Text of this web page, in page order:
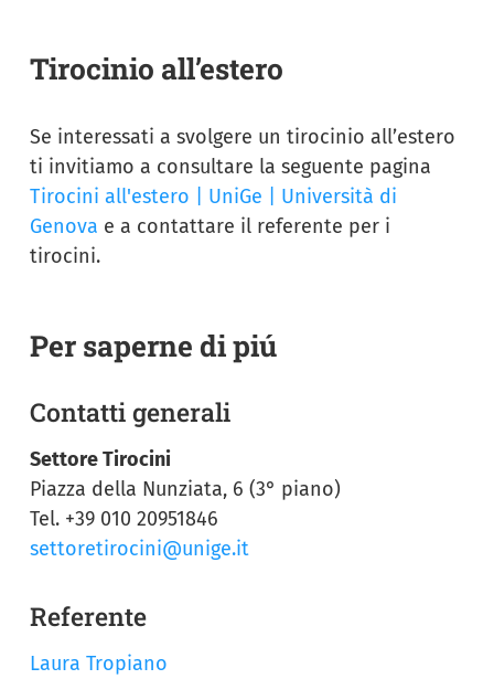
Tirocinio all’estero
Se interessati a svolgere un tirocinio all’estero
ti invitiamo a consultare la seguente pagina
Tirocini all'estero | UniGe | Università di
Genova e a contattare il referente per i
tirocini.
Per saperne di piú
Contatti generali
Settore Tirocini
Piazza della Nunziata, 6 (3° piano)
Tel. +39 010 20951846
settoretirocini@unige.it
Referente
Laura Tropiano